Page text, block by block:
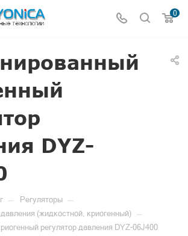
0
DYZ-
— Регуляторы —
(жидкостной, криогенный) —
регулятор давления DYZ-06J400